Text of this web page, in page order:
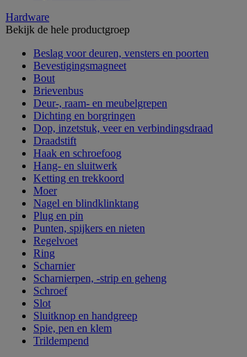
Hardware
Bekijk de hele productgroep
Beslag voor deuren, vensters en poorten
Bevestigingsmagneet
Bout
Brievenbus
Deur-, raam- en meubelgrepen
Dichting en borgringen
Dop, inzetstuk, veer en verbindingsdraad
Draadstift
Haak en schroefoog
Hang- en sluitwerk
Ketting en trekkoord
Moer
Nagel en blindklinktang
Plug en pin
Punten, spijkers en nieten
Regelvoet
Ring
Scharnier
Scharnierpen, -strip en geheng
Schroef
Slot
Sluitknop en handgreep
Spie, pen en klem
Trildempend